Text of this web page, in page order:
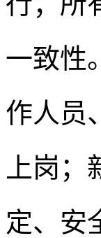
一致性
作人员
上岗
定、安